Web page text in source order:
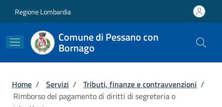
Regione Lombardia
Comune di Pessano con
Bornago
Briciole di pane
Home / Servizi / Tributi, finanze e contravvenzioni /
Rimborso del pagamento di diritti di segreteria o